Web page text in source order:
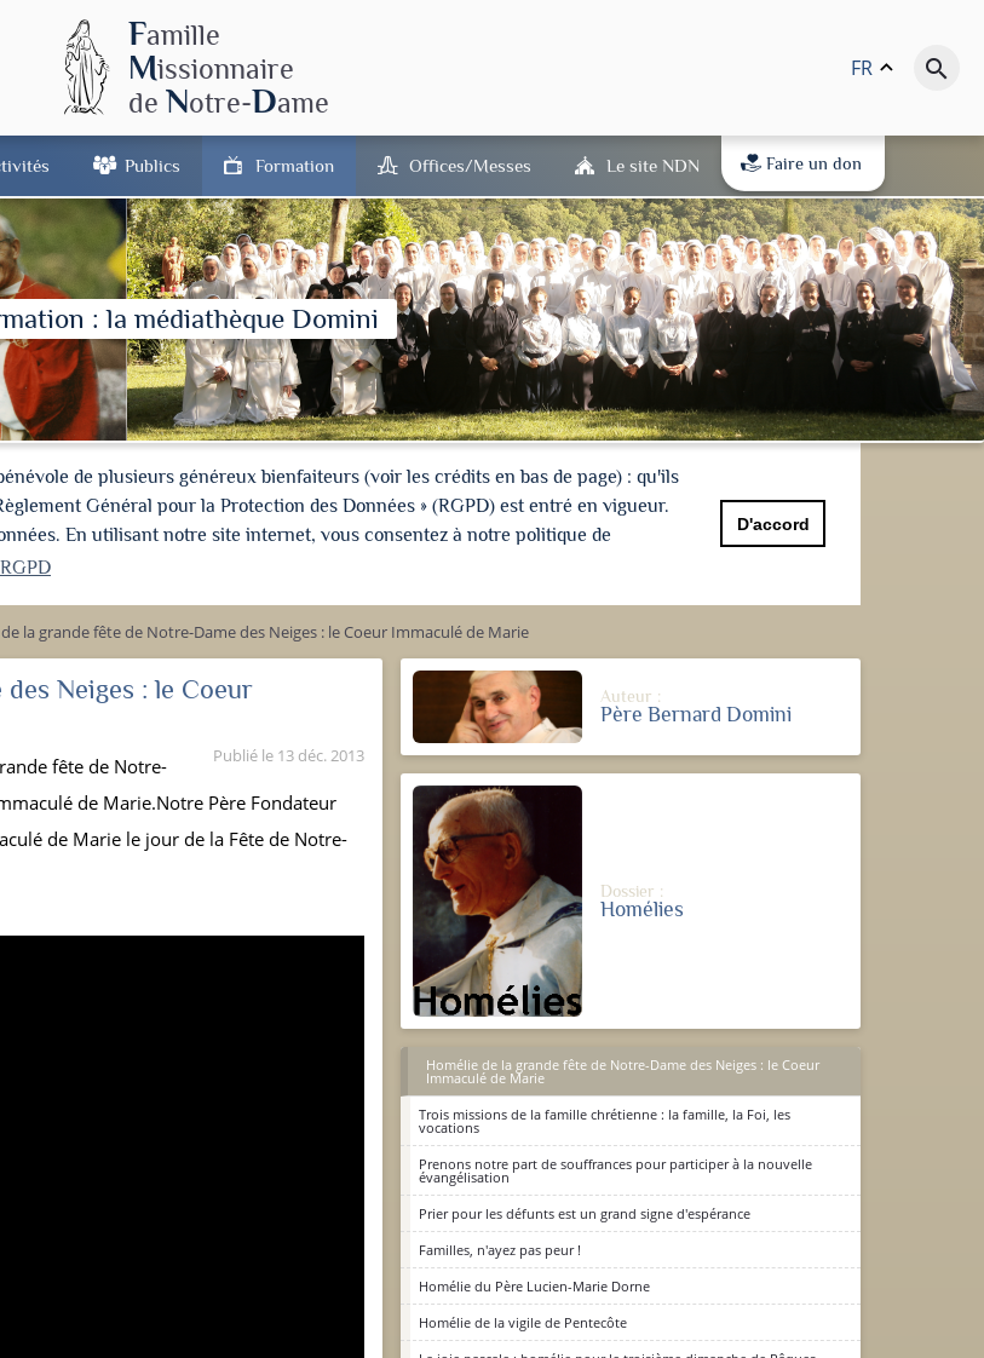
Famille
Missionnaire
de Notre-Dame
FR keyboard_arrow_up search
Publics Formation Offices/Messes Le site NDN Faire un don
: la médiathèque Domini
de plusieurs généreux bienfaiteurs (voir les crédits en bas de page) : qu'ils
Général pour la Protection des Données » (RGPD) est entré en vigueur.
En utilisant notre site internet, vous consentez à notre politique de
D'accord
la grande fête de Notre-Dame des Neiges : le Coeur Immaculé de Marie
Neiges : le Coeur
Publié le 13 déc. 2013
fête de Notre-
de Marie.Notre Père Fondateur
de Marie le jour de la Fête de Notre-
Auteur :
Père Bernard Domini
Dossier :
Homélies
Homélie de la grande fête de Notre-Dame des Neiges : le Coeur
Immaculé de Marie
Trois missions de la famille chrétienne : la famille, la Foi, les
vocations
Prenons notre part de souffrances pour participer à la nouvelle
évangélisation
Prier pour les défunts est un grand signe d'espérance
Familles, n'ayez pas peur !
Homélie du Père Lucien-Marie Dorne
Homélie de la vigile de Pentecôte